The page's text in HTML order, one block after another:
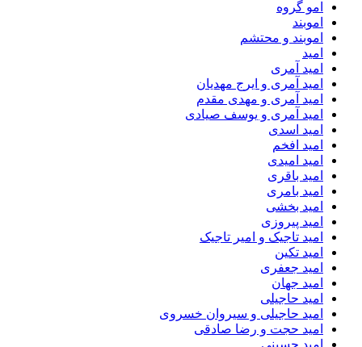
امو گروه
اموبند
اموبند و محتشم
امید
امید آمری
امید آمری و ایرج مهدیان
امید آمری و مهدی مقدم
امید آمری و یوسف صیادی
امید اسدی
امید افخم
امید امیدی
امید باقری
امید بامری
امید بخشی
امید پیروزی
امید تاجیک و امیر تاجیک
امید تکین
امید جعفری
امید جهان
امید حاجیلی
امید حاجیلی و سیروان خسروی
امید حجت و رضا صادقی